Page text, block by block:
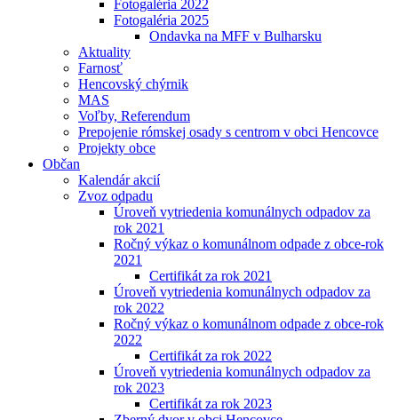
Fotogaléria 2022
Fotogaléria 2025
Ondavka na MFF v Bulharsku
Aktuality
Farnosť
Hencovský chýrnik
MAS
Voľby, Referendum
Prepojenie rómskej osady s centrom v obci Hencovce
Projekty obce
Občan
Kalendár akcií
Zvoz odpadu
Úroveň vytriedenia komunálnych odpadov za
rok 2021
Ročný výkaz o komunálnom odpade z obce-rok
2021
Certifikát za rok 2021
Úroveň vytriedenia komunálnych odpadov za
rok 2022
Ročný výkaz o komunálnom odpade z obce-rok
2022
Certifikát za rok 2022
Úroveň vytriedenia komunálnych odpadov za
rok 2023
Certifikát za rok 2023